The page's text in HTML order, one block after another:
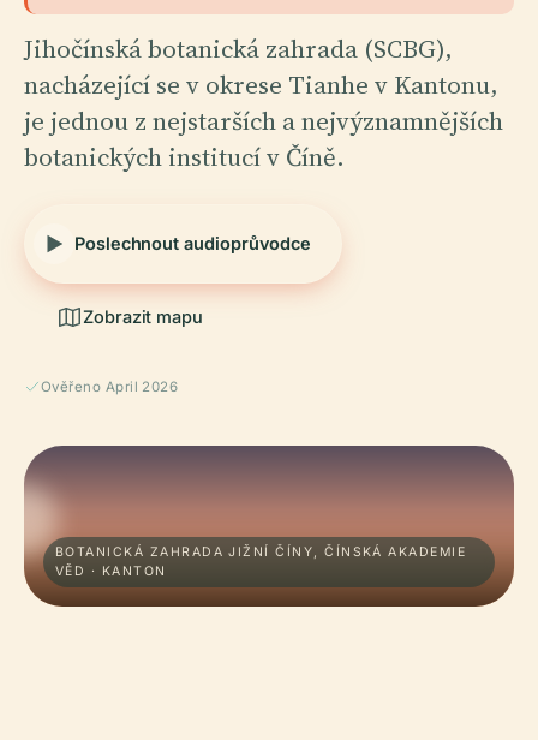
Jihočínská botanická zahrada (SCBG),
nacházející se v okrese Tianhe v Kantonu,
je jednou z nejstarších a nejvýznamnějších
botanických institucí v Číně.
Poslechnout audioprůvodce
Zobrazit mapu
Ověřeno April 2026
BOTANICKÁ ZAHRADA JIŽNÍ ČÍNY, ČÍNSKÁ AKADEMIE
VĚD · KANTON